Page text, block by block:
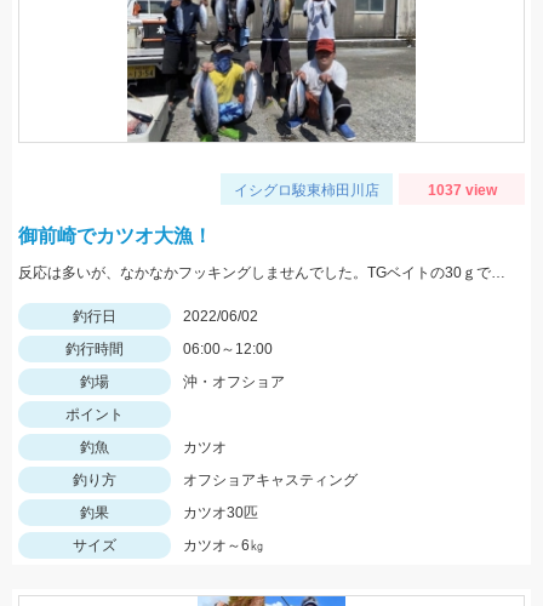
イシグロ駿東柿田川店 1037 view
御前崎でカツオ大漁！
反応は多いが、なかなかフッキングしませんでした。TGベイトの30ｇで釣れました！
釣行日
2022/06/02
釣行時間
06:00～12:00
釣場
沖・オフショア
ポイント
釣魚
カツオ
釣り方
オフショアキャスティング
釣果
カツオ30匹
サイズ
カツオ～6㎏